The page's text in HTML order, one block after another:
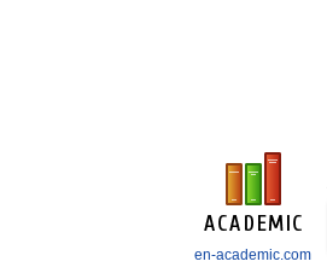
en-academic.com